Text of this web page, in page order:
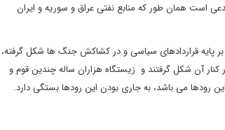
است همان طور که منابع نفتی عراق و سوریه و ایران
بر پایه قراردادهای سیاسی و در کشاکش جنگ ها شکل گرفته،
آن شکل گرفتند و زیستگاه هزاران ساله چندین قوم و
رودها می باشد، به جاری بودن این رودها بستگی دارد.